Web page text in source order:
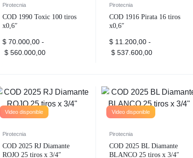
Pirotecnia
COD 1990 Toxic 100 tiros
x0,6″
$ 70.000,00 -
$ 560.000,00
Pirotecnia
COD 1916 Pirata 16 tiros
x0,6″
$ 11.200,00 -
$ 537.600,00
Video disponible
Pirotecnia
COD 2025 RJ Diamante
ROJO 25 tiros x 3/4″
Video disponible
Pirotecnia
COD 2025 BL Diamante
BLANCO 25 tiros x 3/4″